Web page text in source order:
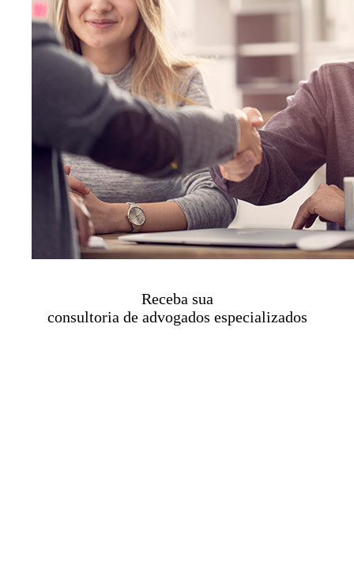
Receba sua
consultoria de advogados especializados